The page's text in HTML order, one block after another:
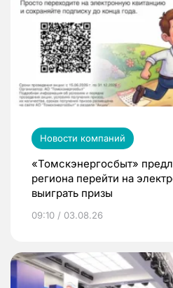
Новости компаний
«Томскэнергосбыт»
региона перейти на
выиграть призы
09:10 / 03.08.26